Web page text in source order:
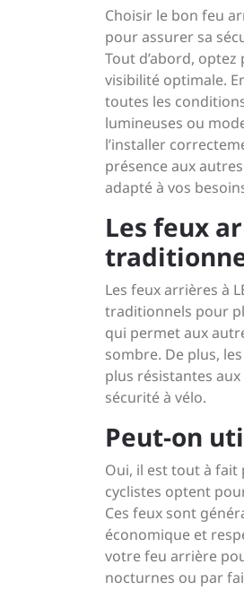
Choisir le bon feu
pour assurer sa
Tout d’abord,
visibilité optimale.
toutes les
lumineuses ou
l’installer
présence aux
adapté à vos
Les feux
Les feux arrières à
traditionnels pour
qui permet aux
sombre. De plus,
plus résistantes
sécurité à vélo.
Peut-on
Oui, il est tout à fait
cyclistes optent
Ces feux sont
économique et
votre feu arrière
nocturnes ou par